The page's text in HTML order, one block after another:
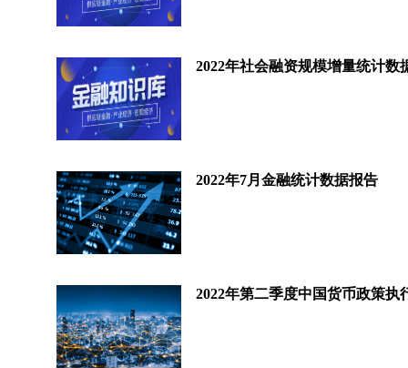
2022年社会融资规模增量统计数
2022年7月金融统计数据报告
2022年第二季度中国货币政策执